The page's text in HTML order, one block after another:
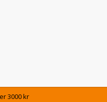
3000 kr